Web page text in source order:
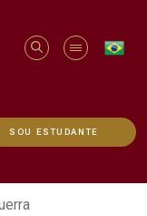
SOU ESTUDANTE
guerra -